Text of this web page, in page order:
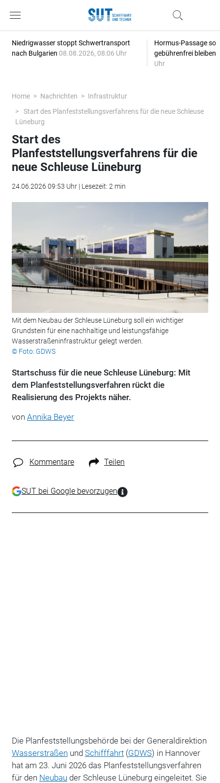
Niedrigwasser stoppt Schwertransport
nach Bulgarien 08.08.2026, 08:06 Uhr
Hormus-Passage
gebührenfrei bleiben
Uhr
Home Nachrichten
Infrastruktur
Start des Planfeststellungsverfahrens für die neue Schleuse
Lüneburg
Start des
Planfeststellungsverfahrens für die
neue Schleuse Lüneburg
24.06.2026 09:53 Uhr | Lesezeit: 2 min
Mit dem Neubau der Schleuse Lüneburg soll ein wichtiger
Grundstein für eine nachhaltige und leistungsfähige
Wasserstraßeninfrastruktur gelegt werden.
© Foto: GDWS
Startschuss für die neue Schleuse Lüneburg: Mit
dem Planfeststellungsverfahren rückt die
Realisierung des Projekts näher.
von Annika Beyer
Kommentare Teilen
SUT bei Google bevorzugen
Die Planfeststellungsbehörde bei der Generaldirektion
Wasserstraßen und Schifffahrt(GDWS) in Hannover
hat am 23. Juni 2026 das Planfeststellungsverfahren
für den Neubau der Schleuse Lüneburg eingeleitet. Sie